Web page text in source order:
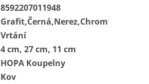
8592207011948
Grafit,Černá,Nerez,Chrom
Vrtání
4 cm, 27 cm, 11 cm
HOPA Koupelny
Kov